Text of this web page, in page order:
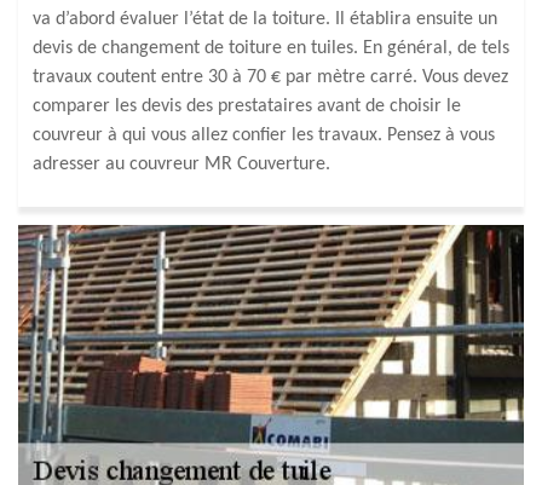
va d’abord évaluer l’état de la toiture. Il établira ensuite un
devis de changement de toiture en tuiles. En général, de tels
travaux coutent entre 30 à 70 € par mètre carré. Vous devez
comparer les devis des prestataires avant de choisir le
couvreur à qui vous allez confier les travaux. Pensez à vous
adresser au couvreur MR Couverture.